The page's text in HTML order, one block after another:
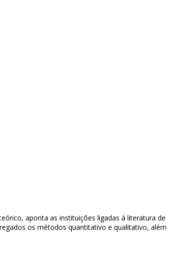
aponta as instituições ligadas à literatura de
os métodos quantitativo e qualitativo, além